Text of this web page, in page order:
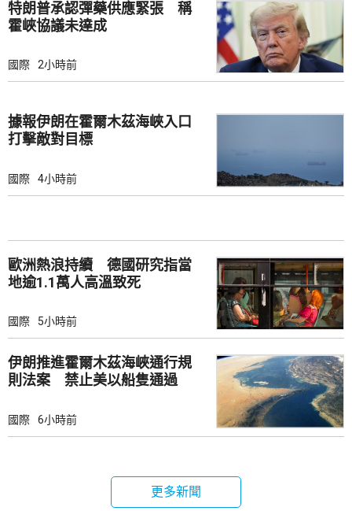
特朗普承認彈藥供應緊張 稱
霍峽協議未達成
國際 2小時前
據報伊朗在霍爾木茲海峽入口
打擊敵對目標
國際 4小時前
歐洲熱浪持續 德國研究指當
地逾1.1萬人高溫致死
國際 5小時前
伊朗推進霍爾木茲海峽通行規
則法案 禁止美以船隻通過
國際 6小時前
更多新聞